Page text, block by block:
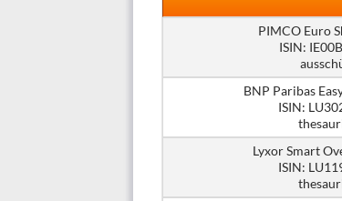
PIMCO Euro
ISIN:
BNP Paribas
ISIN:
Lyxor Smart
ISIN: